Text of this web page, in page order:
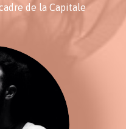
de la Capitale